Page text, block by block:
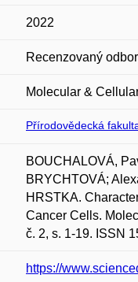
2022
Recenzovaný
Molecular &
Přírodovědecká
BOUCHALOVÁ,
BRYCHTOVÁ;
HRSTKA.
Cancer Cells.
č. 2, s. 1-19. ISSN
https://